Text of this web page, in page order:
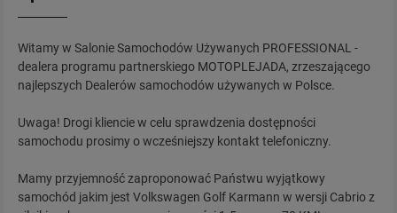
Witamy w Salonie Samochodów Używanych PROFESSIONAL -
dealera programu partnerskiego MOTOPLEJADA, zrzeszającego
najlepszych Dealerów samochodów używanych w Polsce.
Uwaga! Drogi kliencie w celu sprawdzenia dostępności
samochodu prosimy o wcześniejszy kontakt telefoniczny.
Mamy przyjemność zaproponować Państwu wyjątkowy
samochód jakim jest Volkswagen Golf Karmann w wersji Cabrio z